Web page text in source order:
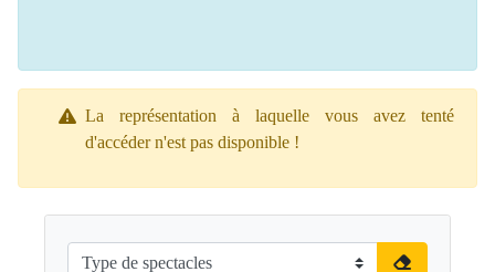
La représentation à laquelle vous avez tenté
d'accéder n'est pas disponible !